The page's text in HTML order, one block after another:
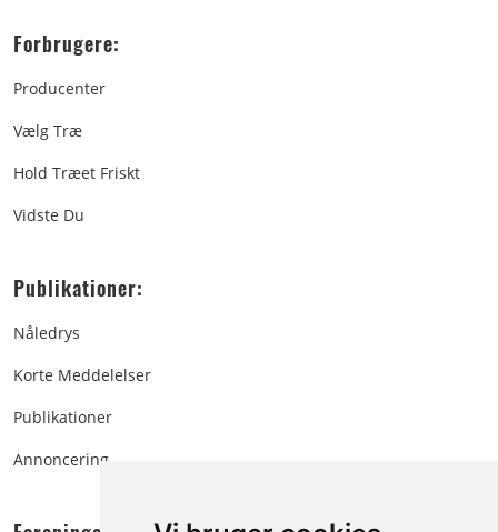
Forbrugere:
Producenter
Vælg Træ
Hold Træet Friskt
Vidste Du
Publikationer:
Nåledrys
Korte Meddelelser
Publikationer
Annoncering